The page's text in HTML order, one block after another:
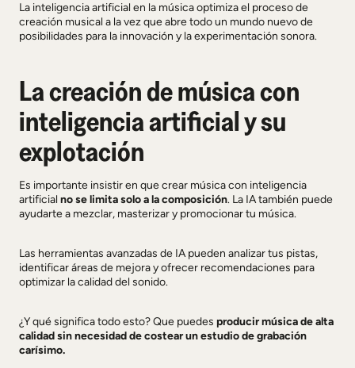
La inteligencia artificial en la música optimiza el proceso de
creación musical a la vez que abre todo un mundo nuevo de
posibilidades para la innovación y la experimentación sonora.
La creación de música con
inteligencia artificial y su
explotación
Es importante insistir en que crear música con inteligencia
artificial no se limita solo a la composición. La IA también puede
ayudarte a mezclar, masterizar y promocionar tu música.
Las herramientas avanzadas de IA pueden analizar tus pistas,
identificar áreas de mejora y ofrecer recomendaciones para
optimizar la calidad del sonido.
¿Y qué significa todo esto? Que puedes producir música de alta
calidad sin necesidad de costear un estudio de grabación
carísimo.